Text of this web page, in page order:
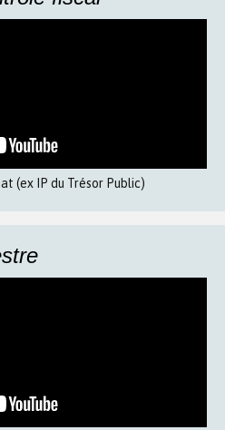
(ex IP du Trésor Public)